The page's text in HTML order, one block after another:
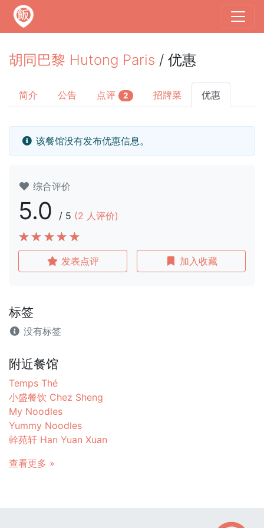
胡同巴黎 Hutong Paris / 优惠
简介 公告 点评 2 招牌菜 优惠
该餐馆没有发布优惠信息。
综合评价
5.0 / 5 (2 人评价)
发表点评 加入收藏
标签
没有标签
附近餐馆
Temps Thé
小盛餐饮 Chez Sheng
My Noodles
Yummy Noodles
幹苑轩 Han Yuan Xuan
查看更多 »